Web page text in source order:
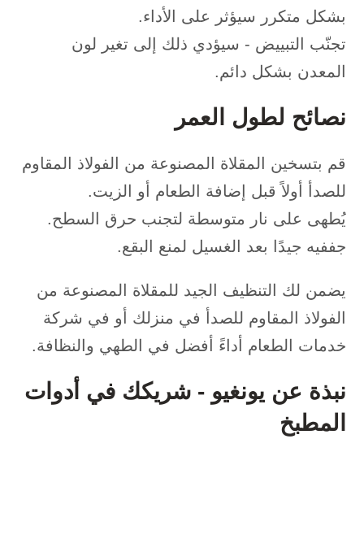
بشكل متكرر سيؤثر على الأداء.
تجنّب التبييض - سيؤدي ذلك إلى تغير لون
المعدن بشكل دائم.
نصائح لطول العمر
قم بتسخين المقلاة المصنوعة من الفولاذ المقاوم
للصدأ أولاً قبل إضافة الطعام أو الزيت.
يُطهى على نار متوسطة لتجنب حرق السطح.
جففيه جيدًا بعد الغسيل لمنع البقع.
يضمن لك التنظيف الجيد للمقلاة المصنوعة من
الفولاذ المقاوم للصدأ في منزلك أو في شركة
خدمات الطعام أداءً أفضل في الطهي والنظافة.
نبذة عن يونغيو - شريكك في أدوات
المطبخ